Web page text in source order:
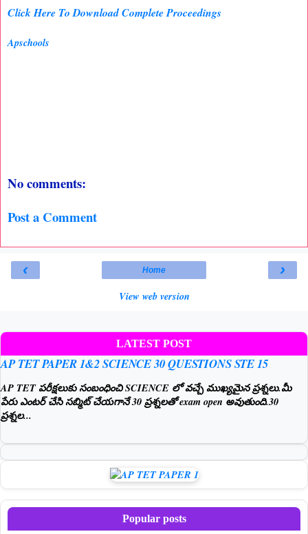
Click Here To Download Complete Proceedings
Apschools
No comments:
Post a Comment
‹ ›
Home
View web version
LATEST POST
AP TET PAPER 1&2 SCIENCE 30 QUESTIONS STE 15
AP TET పరీక్షలుకు సంబంధించి SCIENCE లో వచ్చే ముఖ్యమైన ప్రశ్నలు.మీ
పేరు ఎంటర్ చేసి సబ్మిట్ చేయగానే 30 ప్రశ్నలతో exam open అవుతుంది.30
ప్రశ్నల...
Popular posts